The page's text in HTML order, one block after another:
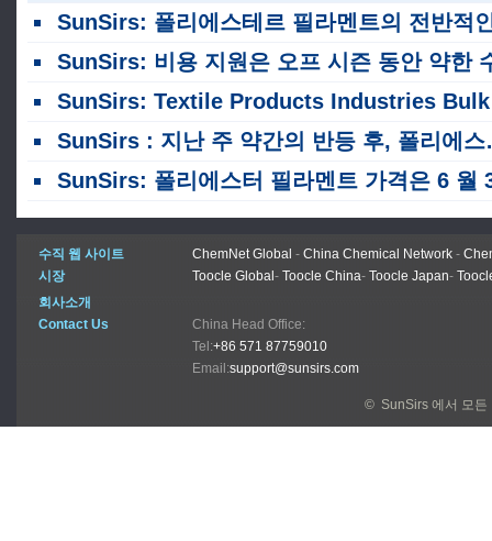
SunSirs: 폴리에스테르 필라멘트의 전반적인 추세는 지난 주에 상승했습니
SunSirs: 비용 지원은 오프 시즌 동안 약한 수요를 상쇄하지 못하고, 폴리에스터 필라멘트 가격은 이번 주 급증 후 후퇴했습
SunSirs: Textile Products Industries Bulk Commodity Intelligence (2026 년 7 월 14
SunSirs : 지난 주 약간의 반등 후, 폴리에스터 필라멘트 가격은 가격 센터가 하향으로 계속 약화되었습니다.
SunSirs: 폴리에스터 필라멘트 가격은 6 월 3 주에 급격히 하락하기 전에 처음에는 급증했습
수직 웹 사이트 ChemNet Global - China Chemical Network -
시장
Toocle Global - Toocle China- Toocle Japan-
회사소개
Contact Us
China Head Office:
Tel:+86 571 87759010
Email:support@sunsirs.com
© SunSirs 에서 모